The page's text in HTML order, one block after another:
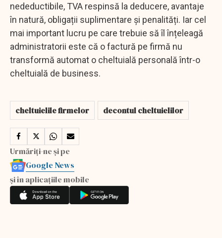
nedeductibile, TVA respinsă la deducere, avantaje
în natură, obligații suplimentare și penalități. Iar cel
mai important lucru pe care trebuie să îl înțeleagă
administratorii este că o factură pe firmă nu
transformă automat o cheltuială personală într-o
cheltuială de business.
cheltuielile firmelor decontul cheltuielilor
Urmăriți-ne și pe
Google News
și în aplicațiile mobile